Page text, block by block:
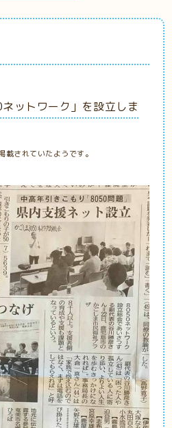
ットワーク」を設立しま
されていたようです。